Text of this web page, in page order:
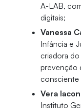
A-LAB,
digitais;
Vanessa
Infância e
criadora
prevenção
consciente
Vera
Instituto